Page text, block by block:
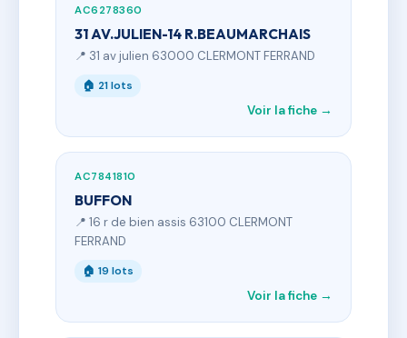
AC6278360
31 AV.JULIEN-14 R.BEAUMARCHAIS
📍 31 av julien 63000 CLERMONT FERRAND
🏠 21 lots
Voir la fiche →
AC7841810
BUFFON
📍 16 r de bien assis 63100 CLERMONT
FERRAND
🏠 19 lots
Voir la fiche →